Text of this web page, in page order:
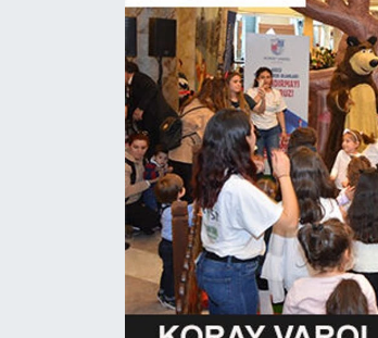
ÖZEL HABER
SAĞLIK
TEKNOLOJİ
TİCARET